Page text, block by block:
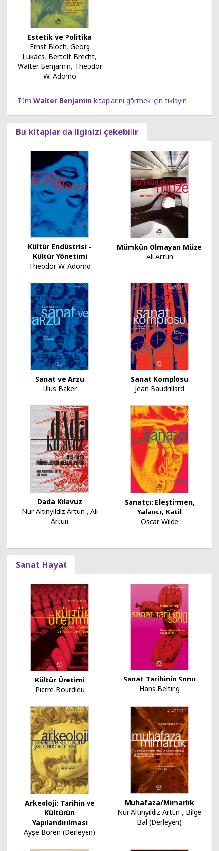
Estetik ve Politika
Ernst Bloch, Georg
Lukács, Bertolt Brecht,
Walter Benjamin, Theodor
W. Adorno
Tüm Walter Benjamin kitaplarını görmek için tıklayın
Bu kitaplar da ilginizi çekebilir
Kültür Endüstrisi -
Kültür Yönetimi
Theodor W. Adorno
Mümkün Olmayan Müze
Ali Artun
Sanat ve Arzu
Ulus Baker
Sanat Komplosu
Jean Baudrillard
Dada Kılavuz
Nur Altınyıldız Artun , Ali
Artun
Sanatçı: Eleştirmen,
Yalancı, Katil
Oscar Wilde
Sanat Hayat
Kültür Üretimi
Pierre Bourdieu
Sanat Tarihinin Sonu
Hans Belting
Arkeoloji: Tarihin ve
Kültürün
Yapılandırılması
Ayşe Boren (Derleyen)
Muhafaza/Mimarlık
Nur Altınyıldız Artun , Bilge
Bal (Derleyen)